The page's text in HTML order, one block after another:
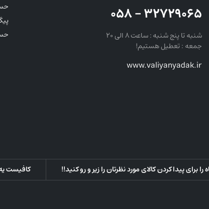
۳۲۷۲۹۰۶۵ – ۰۵۸
شنبه تا پنج شنبه : ساعت ۸ الی ۲۰
جمعه : تعطیل هستیم!
www.valiyanyadak.ir
پیدا کردن کالای مورد نظرتان را زیر و رو کنید!! کافیست